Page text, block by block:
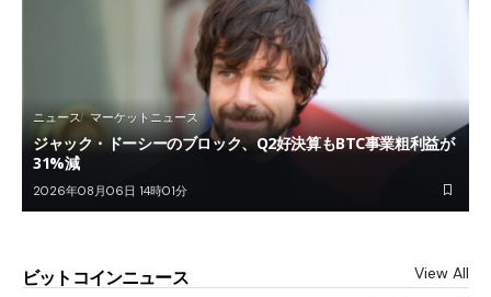
ニュース マーケットニュース
ジャック・ドーシーのブロック、Q2好決算もBTC事業粗利益が
31%減
2026年08月06日 14時01分
ビットコインニュース View All